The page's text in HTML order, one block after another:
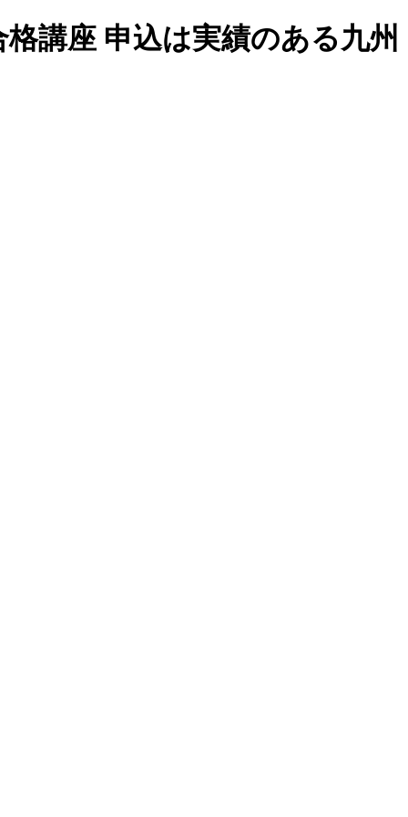
講座 申込は実績のある九州